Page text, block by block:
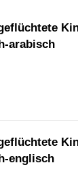
arabisch
englisch